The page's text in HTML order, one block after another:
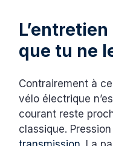
que tu ne
Contrairement à
vélo électrique
courant reste
classique.